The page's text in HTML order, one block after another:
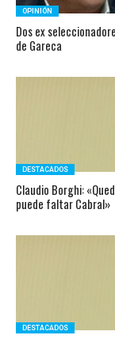
OPINIÓN
Dos ex
de Gareca
DESTACADOS
Claudio Borghi:
puede faltar Cabral»
DESTACADOS